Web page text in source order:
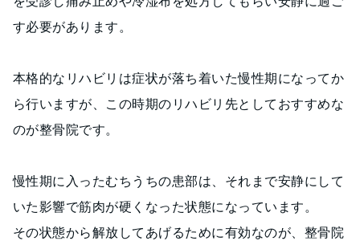
す必要があります。
本格的なリハビリは症状が落ち着いた慢性期になってか
ら行いますが、この時期のリハビリ先としておすすめな
のが整骨院です。
慢性期に入ったむちうちの患部は、それまで安静にして
いた影響で筋肉が硬くなった状態になっています。
その状態から解放してあげるために有効なのが、整骨院